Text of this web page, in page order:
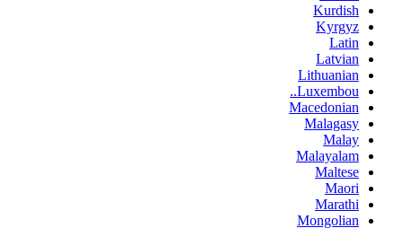
Kurdish
Kyrgyz
Latin
Latvian
Lithuanian
Luxembou..
Macedonian
Malagasy
Malay
Malayalam
Maltese
Maori
Marathi
Mongolian